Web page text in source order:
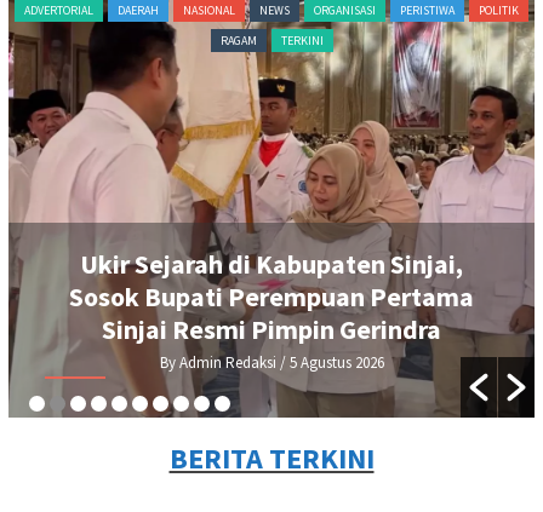
ADVERTORIAL DAERAH NASIONAL NEWS ORGANISASI PERISTIWA
POLITIK
RAGAM
TERKINI
Ukir Sejarah di Kabupaten Sinjai,
Sosok Bupati Perempuan Pertama
Sinjai Resmi Pimpin Gerindra
By Admin Redaksi / 5 Agustus 2026
BERITA TERKINI